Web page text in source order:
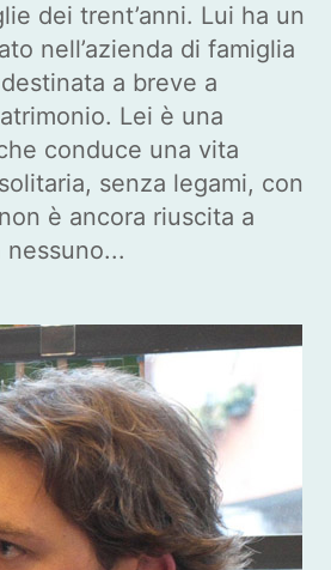
dei trent’anni. Lui ha un
nell’azienda di famiglia
a breve a
Lei è una
conduce una vita
senza legami, con
è ancora riuscita a